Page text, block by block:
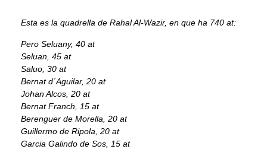
Esta es la quadrella de Rahal Al-Wazir, en que ha 740 at:
Pero Seluany, 40 at
Seluan, 45 at
Saluo, 30 at
Bernat d´Aguilar, 20 at
Johan Alcos, 20 at
Bernat Franch, 15 at
Berenguer de Morella, 20 at
Guillermo de Ripola, 20 at
Garcia Galindo de Sos, 15 at